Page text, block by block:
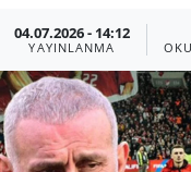
04.07.2026 - 14:12
YAYINLANMA
Politika